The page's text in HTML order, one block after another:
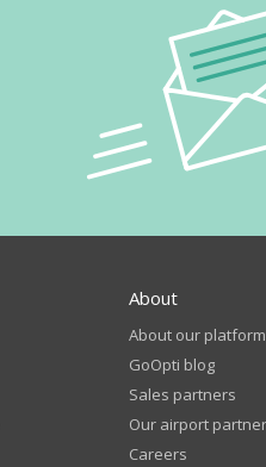
About
About our platform
GoOpti blog
Sales partners
Our airport
Careers